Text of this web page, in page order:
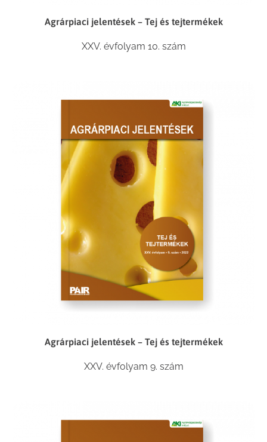
Agrárpiaci jelentések – Tej és tejtermékek
XXV. évfolyam 10. szám
Agrárpiaci jelentések – Tej és tejtermékek
XXV. évfolyam 9. szám